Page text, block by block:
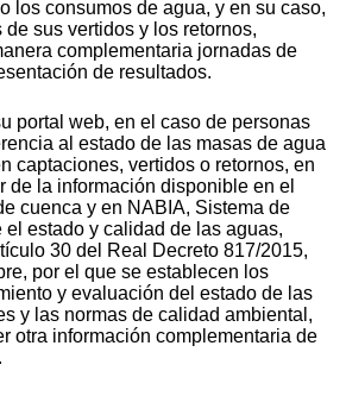
los consumos de agua, y en su caso,
de sus vertidos y los retornos,
complementaria jornadas de
de resultados.
portal web, en el caso de personas
al estado de las masas de agua
captaciones, vertidos o retornos, en
de la información disponible en el
cuenca y en NABIA, Sistema de
el estado y calidad de las aguas,
30 del Real Decreto 817/2015,
por el que se establecen los
y evaluación del estado de las
y las normas de calidad ambiental,
otra información complementaria de